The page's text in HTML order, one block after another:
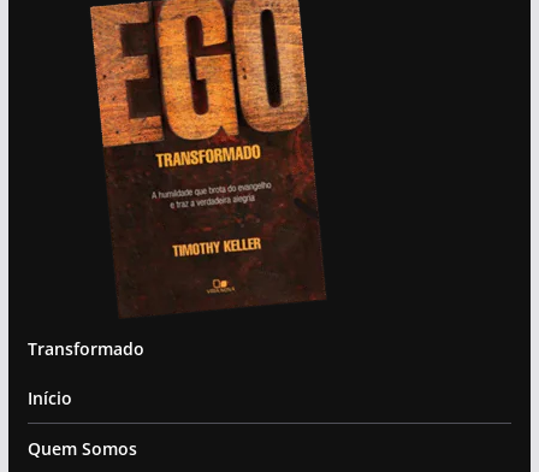
Transformado
Início
Quem Somos